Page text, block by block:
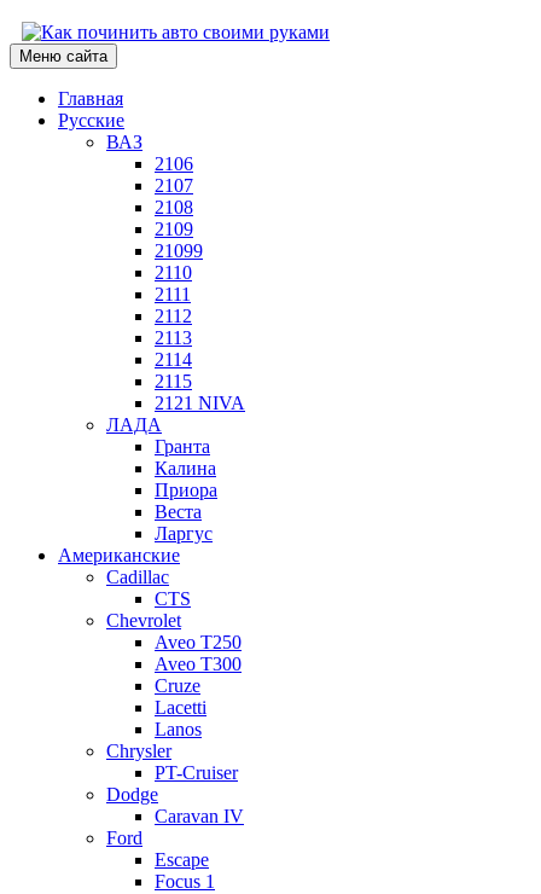
Меню сайта
Главная
Русские
ВАЗ
2106
2107
2108
2109
21099
2110
2111
2112
2113
2114
2115
2121 NIVA
ЛАДА
Гранта
Калина
Приора
Веста
Ларгус
Американские
Cadillac
CTS
Chevrolet
Aveo Т250
Aveo T300
Cruze
Lacetti
Lanos
Chrysler
PT-Cruiser
Dodge
Caravan IV
Ford
Escape
Focus 1